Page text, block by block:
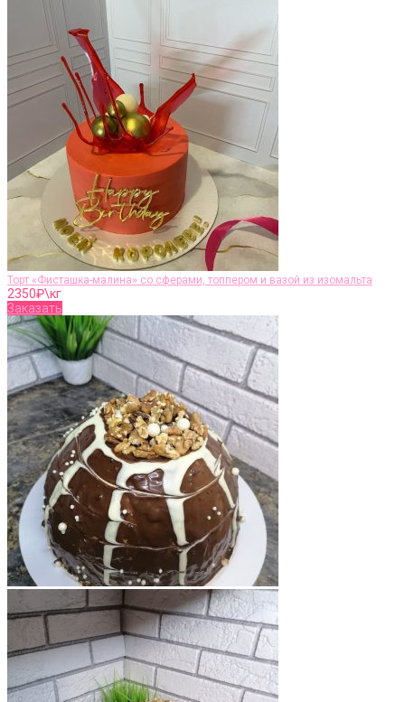
Торт «Фисташка-малина» со сферами, топпером и вазой из изомальта
2350₽\кг
Заказать